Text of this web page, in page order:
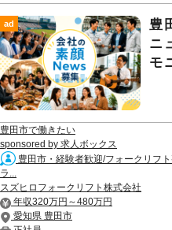
ad
豊
ニ
モ
豊田市で働きたい
sponsored by 求人ボックス
豊田市・経験者歓迎/フォークリフ
ラ...
スズヒロフォークリフト株式会社
年収320万円～480万円
愛知県 豊田市